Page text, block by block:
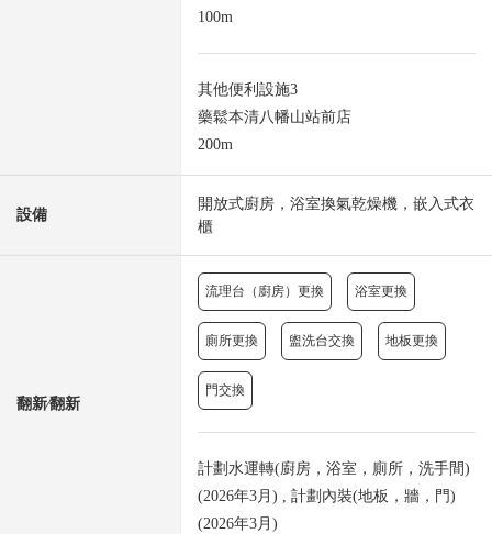
100m
其他便利設施3
藥鬆本清八幡山站前店
200m
設備
開放式廚房，浴室換氣乾燥機，嵌入式衣
櫃
翻新⁄翻新
流理台（廚房）更換 浴室更換
廁所更換 盥洗台交換 地板更換
門交換
計劃水運轉(廚房，浴室，廁所，洗手間)
(2026年3月) , 計劃內裝(地板，牆，門)
(2026年3月)